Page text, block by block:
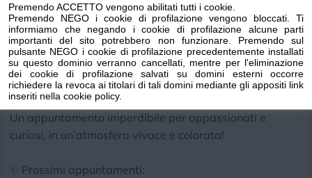
Premendo ACCETTO vengono abilitati tutti i cookie.
Premendo NEGO i cookie di profilazione vengono bloccati. Ti
informiamo che negando i cookie di profilazione alcune parti
importanti del sito potrebbero non funzionare. Premendo sul
pulsante NEGO i cookie di profilazione precedentemente installati
su questo dominio verranno cancellati, mentre per l'eliminazione
dei cookie di profilazione salvati su domini esterni occorre
richiedere la revoca ai titolari di tali domini mediante gli appositi link
inseriti nella cookie policy.
🛍️ Descrizione:
Torna a Taggia il mercatino dedicato ad antiquariato,
collezionismo e curiosità!
Un’intera giornata tra oggetti unici, pezzi vintage e
tante chicche da scoprire.
Un appuntamento imperdibile per appassionati e
curiosi, in un’atmosfera vivace e colorata!
✨ Prossimi appuntamenti: